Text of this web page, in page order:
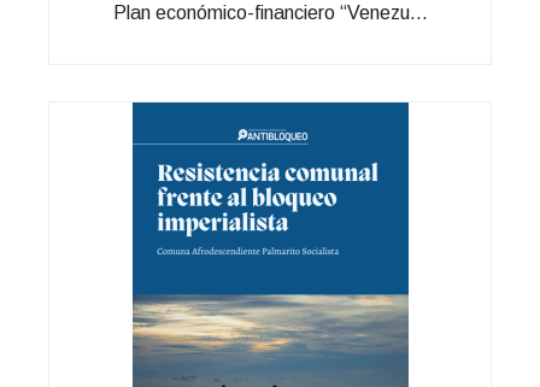
Plan económico-financiero “Venezu...